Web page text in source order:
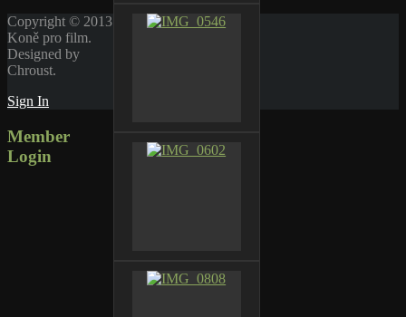
Copyright © 2013
Koně pro film.
Designed by
Chroust.
Sign In
Member
Login